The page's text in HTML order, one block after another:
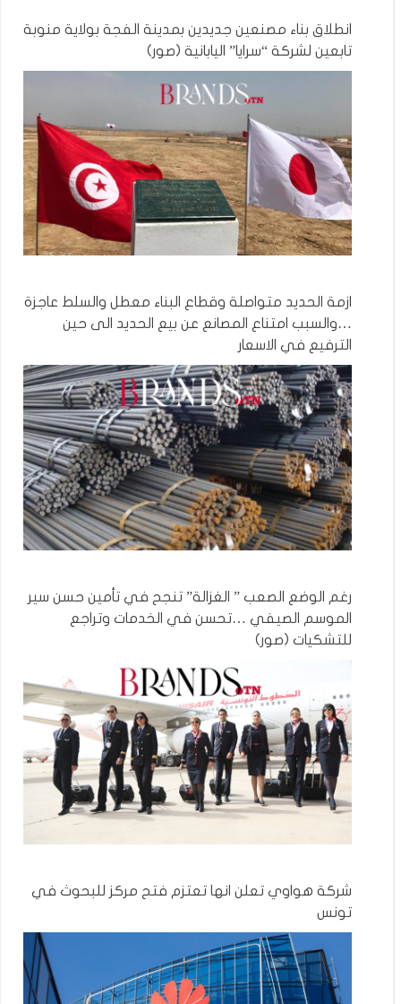
انطلاق بناء مصنعين جديدين بمدينة الفجة بولاية منوبة
تابعين لشركة “سرايا” اليابانية (صور)
ازمة الحديد متواصلة وقطاع البناء معطل والسلط عاجزة
…والسبب امتناع المصانع عن بيع الحديد الى حين
الترفيع في الاسعار
رغم الوضع الصعب ” الغزالة” تنجح في تأمين حسن سير
الموسم الصيفي …تحسن في الخدمات وتراجع
للتشكيات (صور)
شركة هواوي تعلن انها تعتزم فتح مركز للبحوث في
تونس